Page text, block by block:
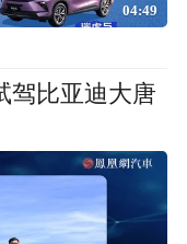
04:49
驾比亚迪大唐